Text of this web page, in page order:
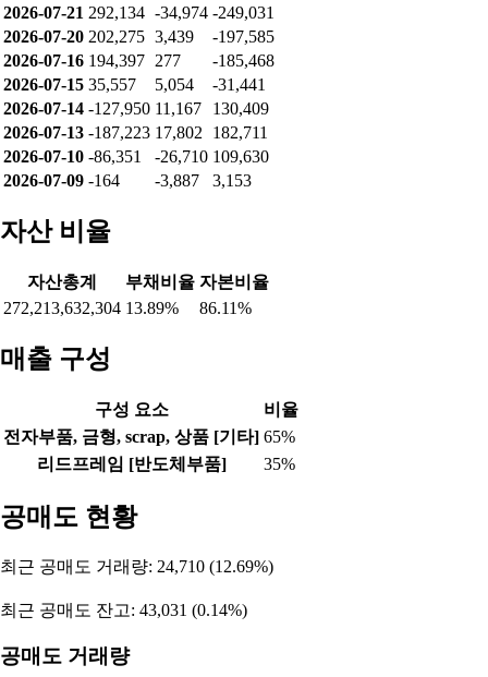
2026-07-21 292,134 -34,974 -249,031
2026-07-20 202,275 3,439
-197,585
2026-07-16 194,397 277
-185,468
2026-07-15 35,557 5,054
-31,441
2026-07-14 -127,950 11,167
130,409
2026-07-13 -187,223 17,802
182,711
2026-07-10 -86,351 -26,710 109,630
2026-07-09 -164 -3,887 3,153
자산 비율
자산총계 부채비율 자본비율
272,213,632,304 13.89% 86.11%
매출 구성
구성 요소
비율
전자부품, 금형, scrap, 상품 [기타] 65%
리드프레임 [반도체부품]
35%
공매도 현황
최근 공매도 거래량: 24,710 (12.69%)
최근 공매도 잔고: 43,031 (0.14%)
공매도 거래량